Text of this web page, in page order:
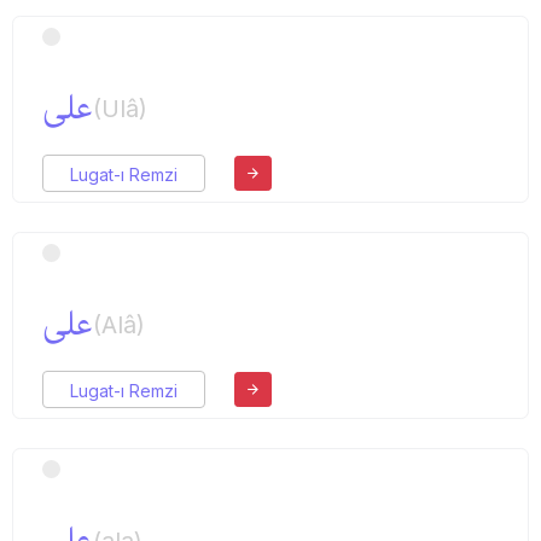
علی(Ulâ)
Lugat-ı Remzi
علی(Alâ)
Lugat-ı Remzi